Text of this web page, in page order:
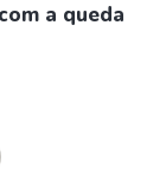
a queda